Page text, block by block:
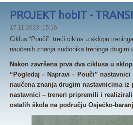
PROJEKT hobIT -
17.11.2023. 15:16
Ciklus “Pouči”: treći ciklus u sklopu
naučenih znanja sudionika treninga
Nakon završena prva dva ciklusa u
“Pogledaj – Napravi – Pouči”
naučena znanja drugim nastavnicima
nastavnici – treneri pripremili i
ostalih škola na području Osječko-